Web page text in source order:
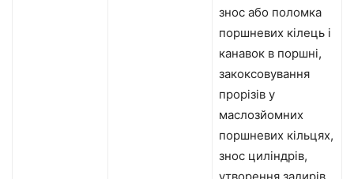
знос або поломка
поршневих кілець і
канавок в поршні,
закоксовування
прорізів у
маслозйомних
поршневих кільцях,
знос циліндрів,
утворення задирів